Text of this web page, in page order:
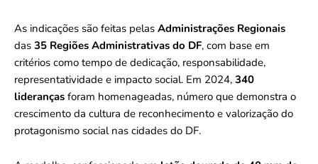
As indicações são feitas pelas Administrações Regionais
das 35 Regiões Administrativas do DF, com base em
critérios como tempo de dedicação, responsabilidade,
representatividade e impacto social. Em 2024, 340
lideranças foram homenageadas, número que demonstra o
crescimento da cultura de reconhecimento e valorização do
protagonismo social nas cidades do DF.